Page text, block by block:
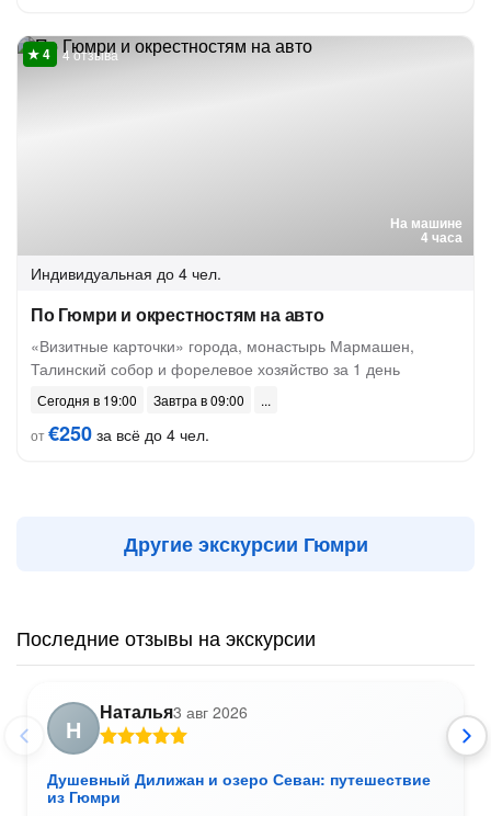
На машине
4 часа
4 отзыва
Индивидуальная до 4 чел.
По Гюмри и окрестностям на авто
«Визитные карточки» города, монастырь Мармашен,
Талинский собор и форелевое хозяйство за 1 день
Сегодня в 19:00
Завтра в 09:00
от€250 за всё до 4 чел.
Другие экскурсии Гюмри
Последние отзывы на экскурсии
Н
Наталья3 авг 2026
Душевный Дилижан и озеро Севан: путешествие
из Гюмри